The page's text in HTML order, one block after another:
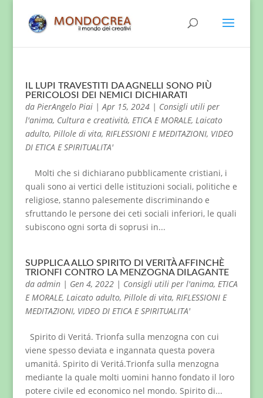
IL LUPI TRAVESTITI DA AGNELLI SONO PIÙ
PERICOLOSI DEI NEMICI DICHIARATI
da PierAngelo Piai|Apr 15, 2024| Consigli utili per
l'anima, Cultura e creatività, ETICA E MORALE, Laicato
adulto, Pillole di vita, RIFLESSIONI E MEDITAZIONI, VIDEO
DI ETICA E SPIRITUALITA'
Molti che si dichiarano pubblicamente cristiani, i
quali sono ai vertici delle istituzioni sociali, politiche e
religiose, stanno palesemente discriminando e
sfruttando le persone dei ceti sociali inferiori, le quali
subiscono ogni sorta di soprusi in...
SUPPLICA ALLO SPIRITO DI VERITÀ AFFINCHÈ
TRIONFI CONTRO LA MENZOGNA DILAGANTE
da admin| Gen 4, 2022| Consigli utili per l'anima, ETICA
E MORALE, Laicato adulto, Pillole di vita, RIFLESSIONI E
MEDITAZIONI, VIDEO DI ETICA E SPIRITUALITA'
Spirito di Veritá. Trionfa sulla menzogna con cui
viene spesso deviata e ingannata questa povera
umanitá. Spirito di Veritá.Trionfa sulla menzogna
mediante la quale molti uomini hanno fondato il loro
potere civile ed economico nel mondo. Spirito di...